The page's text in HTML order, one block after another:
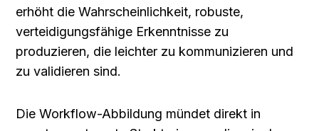
erhöht die Wahrscheinlichkeit, robuste,
verteidigungsfähige Erkenntnisse zu
produzieren, die leichter zu kommunizieren und
zu validieren sind.
Die Workflow-Abbildung mündet direkt in